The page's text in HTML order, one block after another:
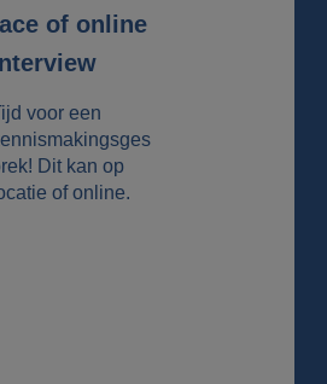
of online
voor een
Dit kan op
of online.